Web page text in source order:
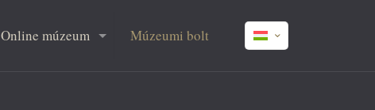
Online múzeum Múzeumi bolt